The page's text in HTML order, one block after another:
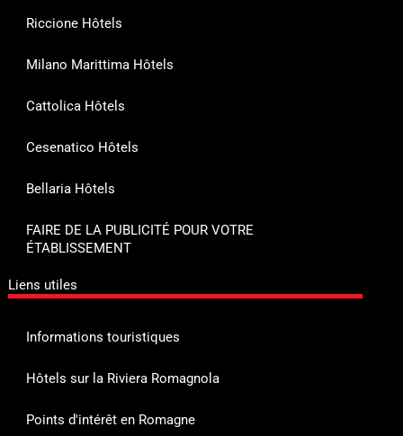
Riccione Hôtels
Milano Marittima Hôtels
Cattolica Hôtels
Cesenatico Hôtels
Bellaria Hôtels
FAIRE DE LA PUBLICITÉ POUR VOTRE
ÉTABLISSEMENT
Liens utiles
Informations touristiques
Hôtels sur la Riviera Romagnola
Points d'intérêt en Romagne